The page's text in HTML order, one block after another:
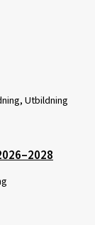
Utbildning